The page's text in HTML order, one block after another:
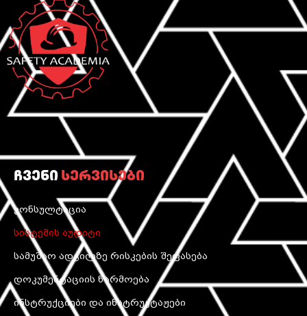
ჩვენი სერვისები
კონსულტაცია
სისტემის აუდიტი
სამუშაო ადგილზე რისკების შეფასება
დოკუმენტაციის წარმოება
ინსტრუქციები და ინსტრუქტაჟები